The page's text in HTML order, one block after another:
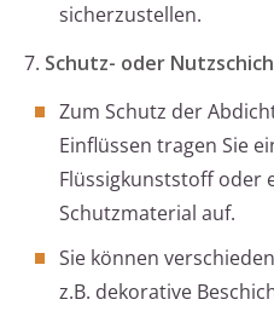
sicherzustellen.
7. Schutz- oder
Zum Schutz der
Einflüssen tragen Sie
Flüssigkunststoff oder
Schutzmaterial auf.
Sie können
z.B. dekorative